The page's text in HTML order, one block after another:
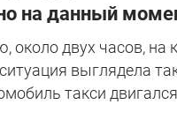
на данный
около двух часов, на
выглядела
такси